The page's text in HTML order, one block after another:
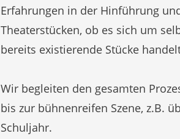
Erfahrungen in der Hinführung
Theaterstücken, ob es sich um
bereits existierende Stücke
Wir begleiten den gesamten
bis zur bühnenreifen Szene, z.B.
Schuljahr.